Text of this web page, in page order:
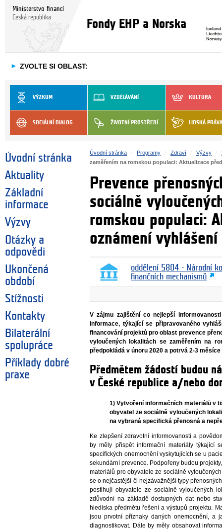
Ministerstvo financí
Česká republika
Fondy EHP a Norska
► ZVOLTE SI OBLAST:
VÝZKUM VZDĚLÁVÁNÍ KULTURA
SOCIÁLNÍ DIALOG ŽIVOTNÍ PROSTŘEDÍ LIDSKÁ PRÁVA
Úvodní stránka
Aktuality
Základní
informace
Výzvy
Otázky a
odpovědi
Ukončená
období
Stížnosti
Kontakty
Bilaterální
spolupráce
Příklady dobré
praxe
Úvodní stránka Programy Zdraví Výzvy
zaměřením na romskou populaci: Aktualizace
Prevence
sociálně
romskou populaci:
oznámení
oddělení 5804 - Národní
finančních mechanismů
V zájmu zajištění co nejlepší
informace, týkající se připravovaného
financování projektů pro oblast prevence
vyloučených lokalitách se zaměřením na
předpokládá v únoru 2020 a potrvá 2-3
Předmětem žádostí budou
v České republice a/nebo
1) Vytvoření informačních materiálů v
obyvatel ze sociálně vyloučených
na vybraná specifická přenosná a
Ke zlepšení zdravotní informovanosti a
by měly přispět informační materiály týkající
specifických onemocnění vyskytujících se u
sekundární prevence. Podpořeny budou
materiálů pro obyvatele ze sociálně
se o nejčastější či nejzávažnější typy
postihují obyvatele ze sociálně vyloučených
zdůvodní na základě dostupných dat nebo
hlediska předmětu řešení a výstupů projektu.
jsou prvotní příznaky daných onemocnění, a
diagnostikovat. Dále by měly obsahovat